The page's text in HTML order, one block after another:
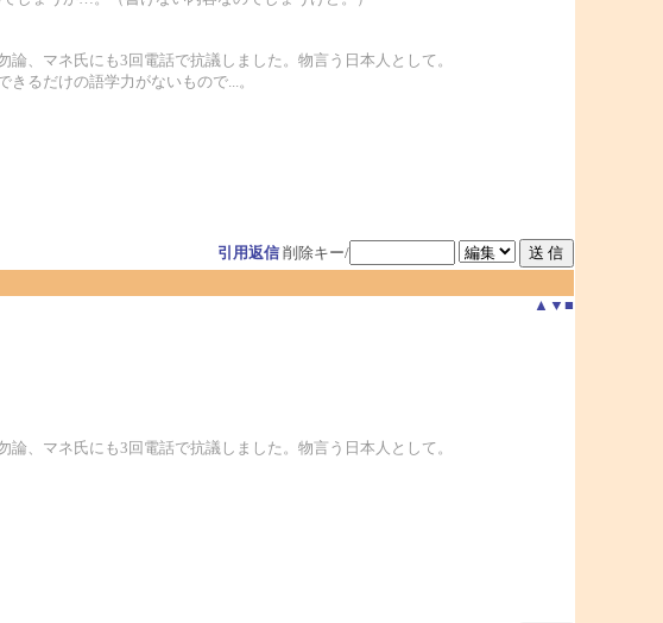
、マネ氏にも3回電話で抗議しました。物言う日本人として。
るだけの語学力がないもので...。
引用返信 削除キー/
▲ ▼ ■
、マネ氏にも3回電話で抗議しました。物言う日本人として。